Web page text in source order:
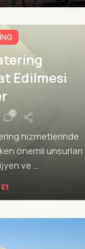
Edilmesi
0
hizmetlerinde
önemli unsurları
ve ...